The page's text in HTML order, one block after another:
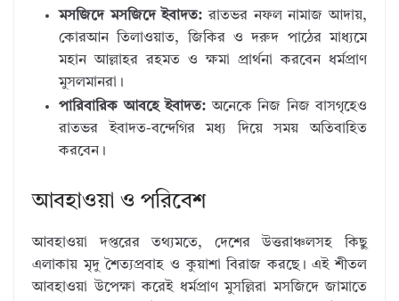
মসজিদে মসজিদে ইবাদত: রাতভর নফল নামাজ আদায়,
কোরআন তিলাওয়াত, জিকির ও দরুদ পাঠের মাধ্যমে
মহান আল্লাহর রহমত ও ক্ষমা প্রার্থনা করবেন ধর্মপ্রাণ
মুসলমানরা।
পারিবারিক আবহে ইবাদত: অনেকে নিজ নিজ বাসগৃহেও
রাতভর ইবাদত-বন্দেগির মধ্য দিয়ে সময় অতিবাহিত
করবেন।
আবহাওয়া ও পরিবেশ
আবহাওয়া দপ্তরের তথ্যমতে, দেশের উত্তরাঞ্চলসহ কিছু
এলাকায় মৃদু শৈত্যপ্রবাহ ও কুয়াশা বিরাজ করছে। এই শীতল
আবহাওয়া উপেক্ষা করেই ধর্মপ্রাণ মুসল্লিরা মসজিদে জামাতে